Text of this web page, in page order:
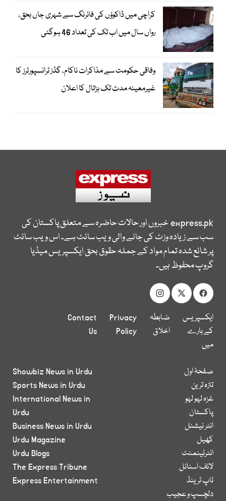
کراچی میں ڈاکوؤں کی فائرنگ سے شہری جاں بحق،
رواں سال میں اب تک کی تعداد 46 ہوگئی
وفاقی حکومت سے مذاکرات ناکام، گڈز ٹرانسپورٹرز کا
غیرمعینہ مدت تک ہڑتال کا اعلان
express.pkخبروں اور حالات حاضرہ سے متعلق پاکستان کی
سب سے زیادہ وزٹ کی جانے والی ویب سائٹ ہے۔ اس ویب سائٹ
پر شائع شدہ تمام مواد کے جملہ حقوق بحق ایکسپریس میڈیا
گروپ محفوظ ہیں۔
ایکسپریس
کے بارے
میں
ضابطہ
اخلاق
Privacy
Policy
Contact
Us
صفحۂ اول
تازہ ترین
غزہ لہو لہو
پاکستان
انٹر نیشنل
کھیل
انٹرٹینمنٹ
لائف اسٹائل
ٹاپ ٹرینڈ
دلچسپ و عجیب
Showbiz News in Urdu
Sports News in Urdu
International News in
Urdu
Business News in Urdu
Urdu Magazine
Urdu Blogs
The Express Tribune
Express Entertainment